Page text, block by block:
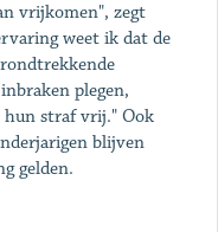
vrijkomen", zegt
weet ik dat de
plegen,
hun straf vrij." Ook
blijven
gelden.